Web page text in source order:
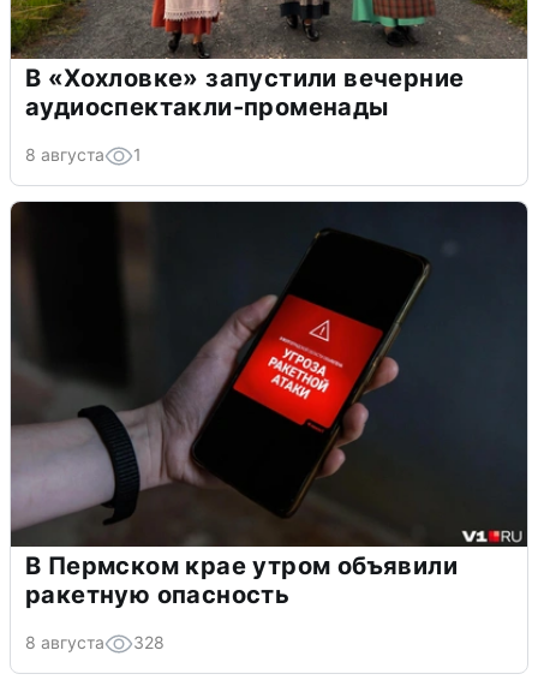
В «Хохловке» запустили вечерние
аудиоспектакли-променады
8 августа 1
В Пермском крае утром объявили
ракетную опасность
8 августа 328